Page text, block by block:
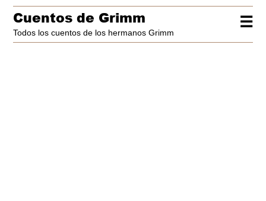
☰
Cuentos de Grimm
Todos los cuentos de los hermanos Grimm